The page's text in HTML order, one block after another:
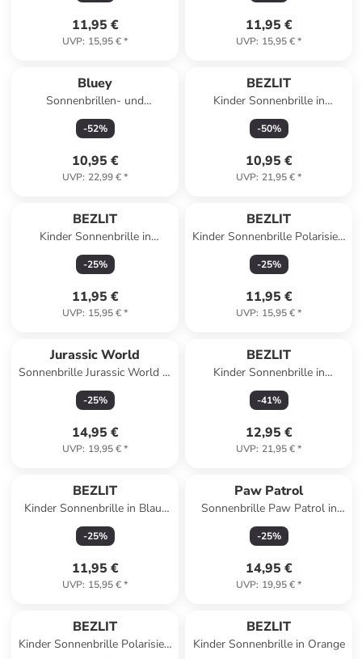
11,95 €
UVP: 15,95 €*
11,95 €
UVP: 15,95 €*
Bluey
Sonnenbrillen- und
Haarschmuck-Set
-52%
10,95 €
UVP: 22,99 €*
BEZLIT
Kinder Sonnenbrille in
Rosa/Pink
-50%
10,95 €
UVP: 21,95 €*
BEZLIT
Kinder Sonnenbrille in
Rot/Gelb-Schwarz
-25%
11,95 €
UVP: 15,95 €*
BEZLIT
Kinder Sonnenbrille Polarisiert
in Rot-Blau
-25%
11,95 €
UVP: 15,95 €*
Jurassic World
Sonnenbrille Jurassic World in
Bunt
-25%
14,95 €
UVP: 19,95 €*
BEZLIT
Kinder Sonnenbrille in
Schwarz
-41%
12,95 €
UVP: 21,95 €*
BEZLIT
Kinder Sonnenbrille in Blau-
Rot
-25%
11,95 €
UVP: 15,95 €*
Paw Patrol
Sonnenbrille Paw Patrol in
Bunt
-25%
14,95 €
UVP: 19,95 €*
BEZLIT
Kinder Sonnenbrille Polarisiert
BEZLIT
Kinder Sonnenbrille in Orange